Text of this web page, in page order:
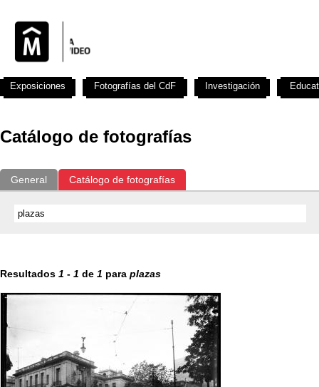
Catálogo de fotografías
General Catálogo de fotografías
Resultados 1 - 1 de 1 para plazas
Exposiciones Fotografías del CdF Investigación